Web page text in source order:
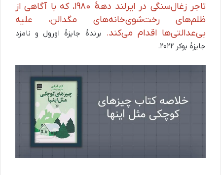
تاجر زغال‌سنگی در ایرلند دههٔ ۱۹۸۰، که با آگاهی از
ظلم‌های رخت‌شوی‌خانه‌های مگدالن، علیه
بی‌عدالتی‌ها اقدام می‌کند. برندهٔ جایزهٔ اورول و نامزد
جایزهٔ بوکر ۲۰۲۲.